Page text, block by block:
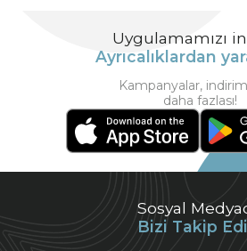
Sosyal
Bizi Takip
Uygulamamızı
Ayrıcalıklardan
Kampanyalar,
daha fazlası!